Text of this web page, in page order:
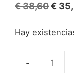
€38,60El
€
€
Hay